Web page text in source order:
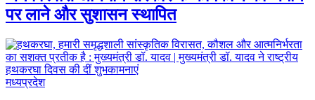
पर लाने और सुशासन स्थापित
मध्यप्रदेश